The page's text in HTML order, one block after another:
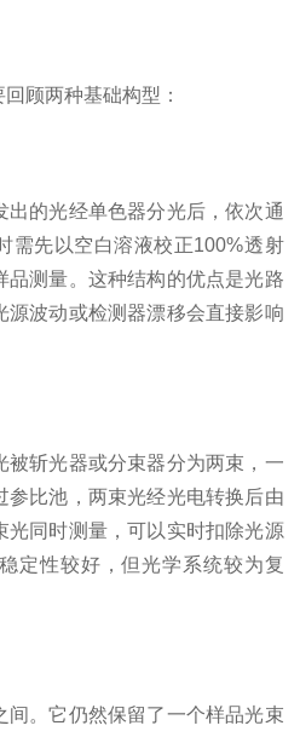
顾两种基础构型：
的光经单色器分光后，依次通
需先以空白溶液校正100%透射
品测量。这种结构的优点是光路
源波动或检测器漂移会直接影响
被斩光器或分束器分为两束，一
参比池，两束光经光电转换后由
光同时测量，可以实时扣除光源
定性较好，但光学系统较为复
间。它仍然保留了一个样品光束